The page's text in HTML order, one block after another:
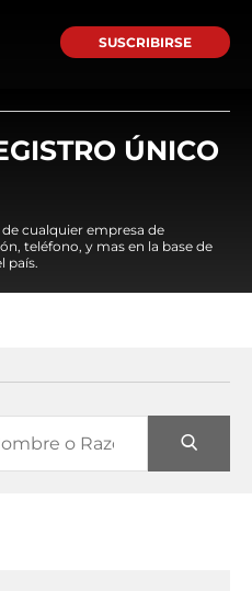
SUSCRIBIRSE
ÚNICO
cualquier empresa de
teléfono, y mas en la base de
país.